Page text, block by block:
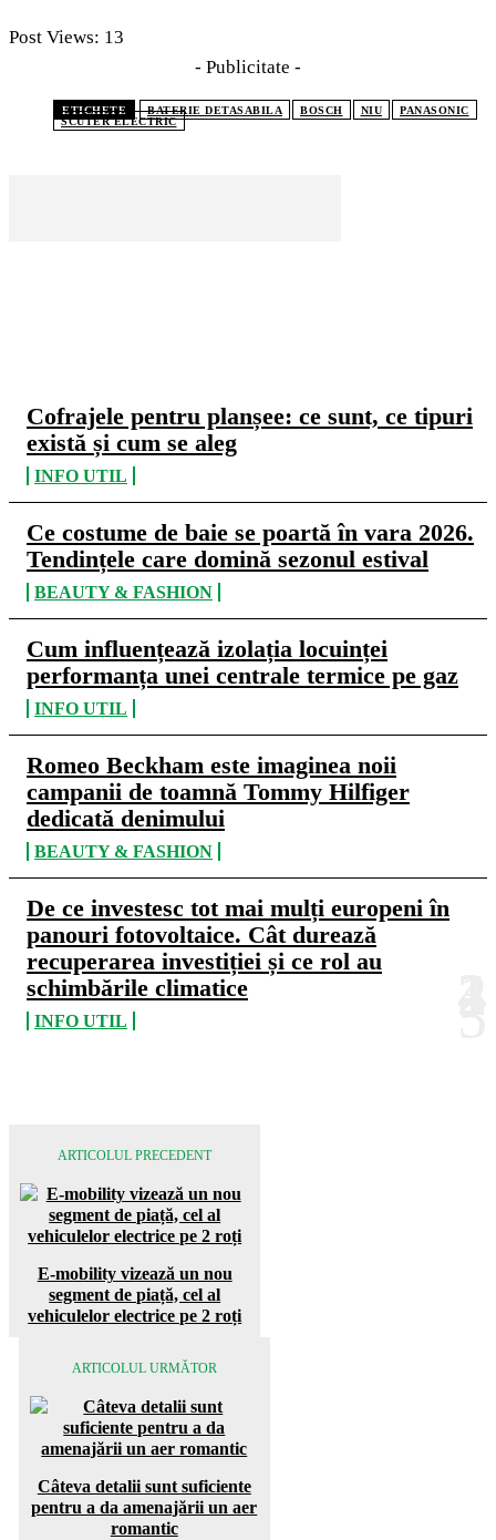
Cofrajele pentru planșee: ce sunt, ce tipuri
există și cum se aleg
INFO UTIL
Ce costume de baie se poartă în vara 2026.
Tendințele care domină sezonul estival
BEAUTY & FASHION
Cum influențează izolația locuinței
performanța unei centrale termice pe gaz
INFO UTIL
Romeo Beckham este imaginea noii
campanii de toamnă Tommy Hilfiger
dedicată denimului
BEAUTY & FASHION
De ce investesc tot mai mulți europeni în
panouri fotovoltaice. Cât durează
recuperarea investiției și ce rol au
schimbările climatice
INFO UTIL
Post Views: 13
- Publicitate -
ETICHETE BATERIE DETASABILA BOSCH NIU
PANASONIC
SCUTER ELECTRIC
ARTICOLUL PRECEDENT
E-mobility vizează un nou
segment de piață, cel al
vehiculelor electrice pe 2 roți
ARTICOLUL URMĂTOR
Câteva detalii sunt suficiente
pentru a da amenajării un aer
romantic